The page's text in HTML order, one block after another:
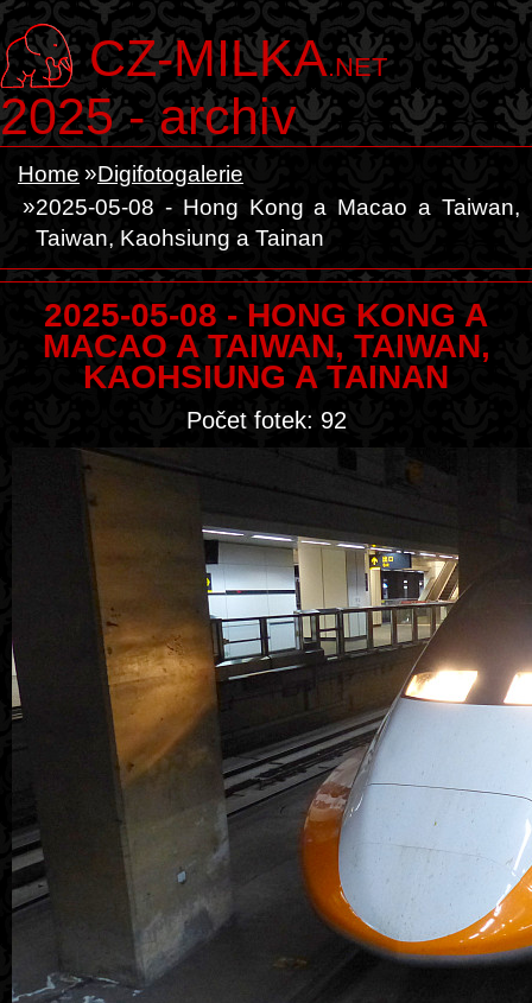
CZ-MILKA.NET
2025 - archiv
Home
Digifotogalerie
2025-05-08 - Hong Kong a Macao a Taiwan,
Taiwan, Kaohsiung a Tainan
2025-05-08 - HONG KONG A
MACAO A TAIWAN, TAIWAN,
KAOHSIUNG A TAINAN
Počet fotek: 92